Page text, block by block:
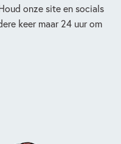
onze site en socials
keer maar 24 uur om